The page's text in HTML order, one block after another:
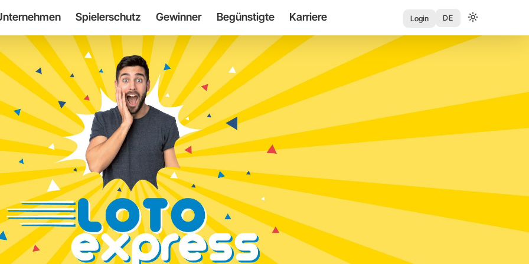
Spielerschutz Gewinner Begünstigte Karriere
User
account
menu
Login DE